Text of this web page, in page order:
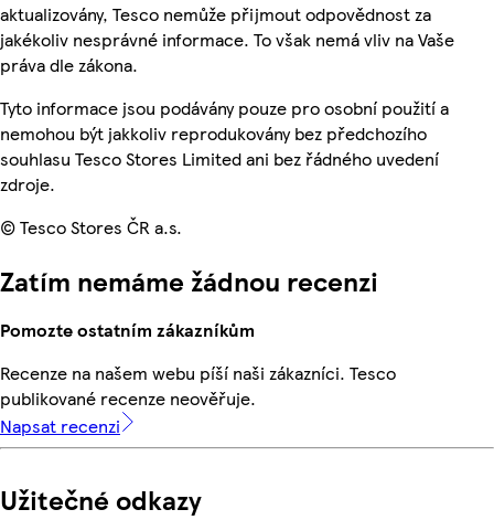
aktualizovány, Tesco nemůže přijmout odpovědnost za
jakékoliv nesprávné informace. To však nemá vliv na Vaše
práva dle zákona.
Tyto informace jsou podávány pouze pro osobní použití a
nemohou být jakkoliv reprodukovány bez předchozího
souhlasu Tesco Stores Limited ani bez řádného uvedení
zdroje.
© Tesco Stores ČR a.s.
Zatím nemáme žádnou recenzi
Pomozte ostatním zákazníkům
Recenze na našem webu píší naši zákazníci. Tesco
publikované recenze neověřuje.
Napsat recenzi
Užitečné odkazy